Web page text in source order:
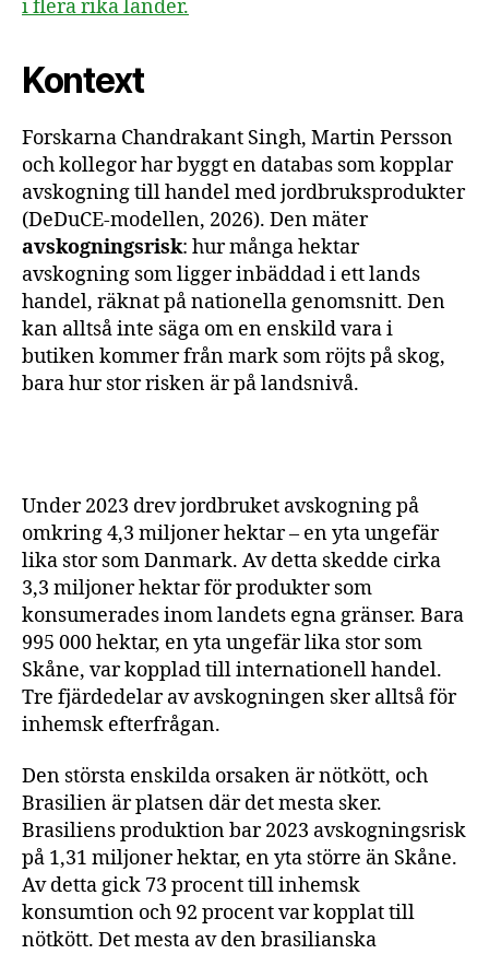
i flera rika länder.
Kontext
Forskarna Chandrakant Singh, Martin Persson
och kollegor har byggt en databas som kopplar
avskogning till handel med jordbruksprodukter
(DeDuCE-modellen, 2026). Den mäter
avskogningsrisk: hur många hektar
avskogning som ligger inbäddad i ett lands
handel, räknat på nationella genomsnitt. Den
kan alltså inte säga om en enskild vara i
butiken kommer från mark som röjts på skog,
bara hur stor risken är på landsnivå.
Under 2023 drev jordbruket avskogning på
omkring 4,3 miljoner hektar – en yta ungefär
lika stor som Danmark. Av detta skedde cirka
3,3 miljoner hektar för produkter som
konsumerades inom landets egna gränser. Bara
995 000 hektar, en yta ungefär lika stor som
Skåne, var kopplad till internationell handel.
Tre fjärdedelar av avskogningen sker alltså för
inhemsk efterfrågan.
Den största enskilda orsaken är nötkött, och
Brasilien är platsen där det mesta sker.
Brasiliens produktion bar 2023 avskogningsrisk
på 1,31 miljoner hektar, en yta större än Skåne.
Av detta gick 73 procent till inhemsk
konsumtion och 92 procent var kopplat till
nötkött. Det mesta av den brasilianska